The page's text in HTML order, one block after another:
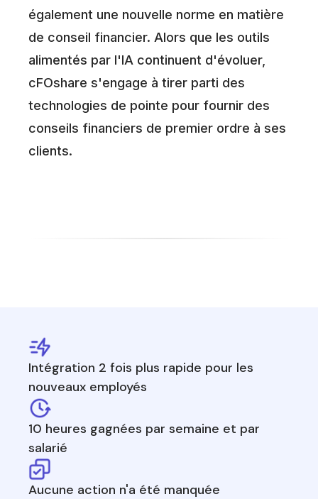
également une nouvelle norme en matière
de conseil financier. Alors que les outils
alimentés par l'IA continuent d'évoluer,
cFOshare s'engage à tirer parti des
technologies de pointe pour fournir des
conseils financiers de premier ordre à ses
clients.
Intégration 2 fois plus rapide pour les
nouveaux employés
10 heures gagnées par semaine et par
salarié
Aucune action n'a été manquée